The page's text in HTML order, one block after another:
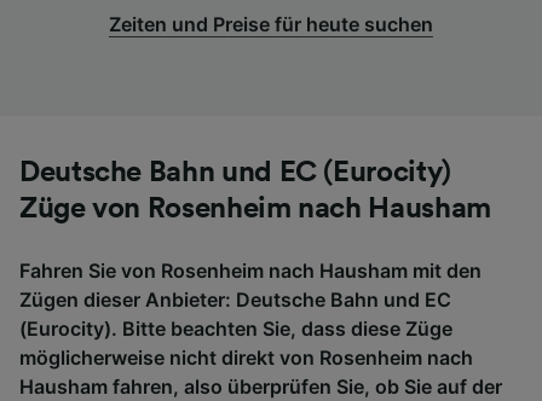
Zeiten und Preise für heute suchen
Deutsche Bahn und EC (Eurocity)
Züge von Rosenheim nach Hausham
Fahren Sie von Rosenheim nach Hausham mit den
Zügen dieser Anbieter: Deutsche Bahn und EC
(Eurocity). Bitte beachten Sie, dass diese Züge
möglicherweise nicht direkt von Rosenheim nach
Hausham fahren, also überprüfen Sie, ob Sie auf der